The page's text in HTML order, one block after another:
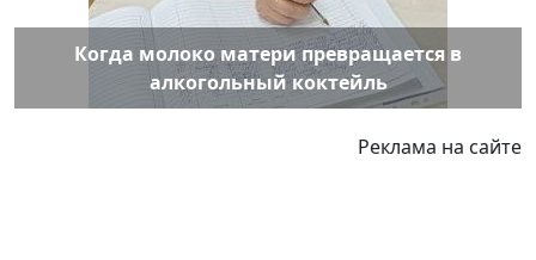
Когда молоко матери превращается в
алкогольный коктейль
Реклама на сайте